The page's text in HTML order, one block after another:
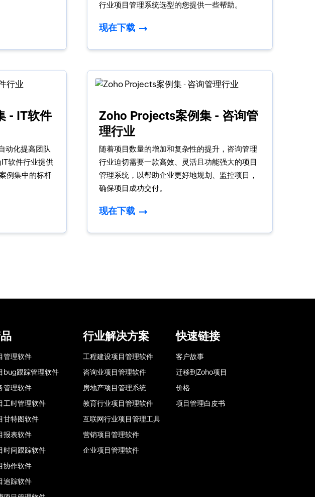
行业项目管理系统选型的您提供一些帮助。
现在下载
- IT软件
动化提高团队
软件行业提供
例集中的标杆
Zoho Projects案例集 - 咨询管
理行业
随着项目数量的增加和复杂性的提升，咨询管理
行业迫切需要一款高效、灵活且功能强大的项目
管理系统，以帮助企业更好地规划、监控项目，
确保项目成功交付。
现在下载
管理软件
bug跟踪管理软件
管理软件
工时管理软件
甘特图软件
报表软件
时间跟踪软件
协作软件
追踪软件
行业解决方案
工程建设项目管理软件
咨询业项目管理软件
房地产项目管理系统
教育行业项目管理软件
互联网行业项目管理工具
营销项目管理软件
企业项目管理软件
快速链接
客户故事
迁移到Zoho项目
价格
项目管理白皮书